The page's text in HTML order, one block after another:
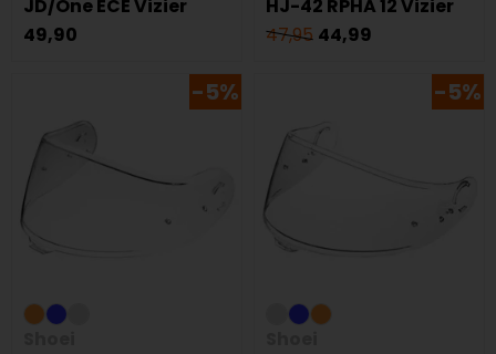
JD/One ECE Vizier
49,90
HJ-42 RPHA 12 Vizier
47,95 44,99
-5% -5%